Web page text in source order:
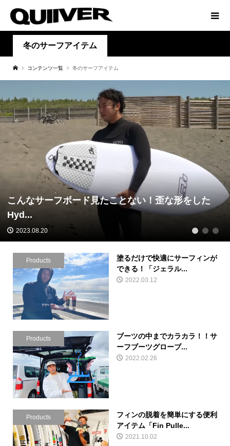
冬のサーフアイテム
コンテンツ一覧 冬のサーフアイテム
こんなサーフボード見たことない！歪な形をした
Hyd...
2023.08.20 1 2 3
Products
塗るだけで快適にサーフィンが
できる！「ジェラル...
2022.03.12
Products
ブーツの中までカラカラ！！サ
ーフブーツグローブ...
2022.02.26
Products
フィンの脱着を簡単にする便利
アイテム「Fin Pulle...
2021.10.02